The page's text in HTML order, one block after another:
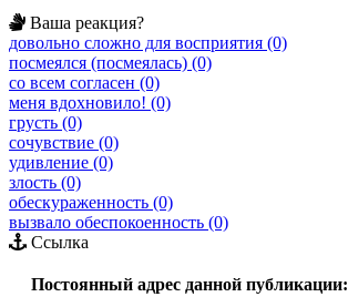
Ваша реакция?
довольно сложно для восприятия (0)
посмеялся (посмеялась) (0)
со всем согласен (0)
меня вдохновило! (0)
грусть (0)
сочувствие (0)
удивление (0)
злость (0)
обескураженность (0)
вызвало обеспокоенность (0)
Ссылка
Постоянный адрес данной публикации: